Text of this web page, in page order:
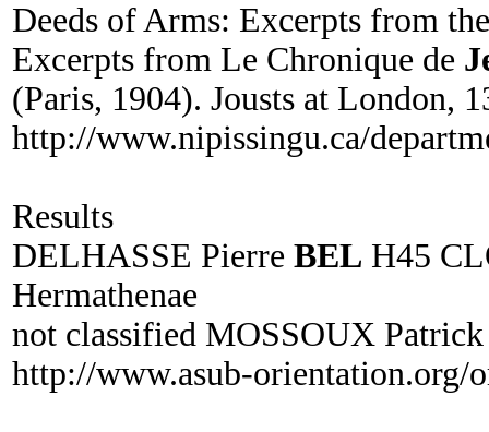
Deeds of Arms: Excerpts from
Excerpts from Le Chronique de
(Paris, 1904). Jousts at London,
http://www.nipissingu.ca/
Results
DELHASSE Pierre BEL H45
Hermathenae
not classified MOSSOUX
http://www.asub-orientation.org/